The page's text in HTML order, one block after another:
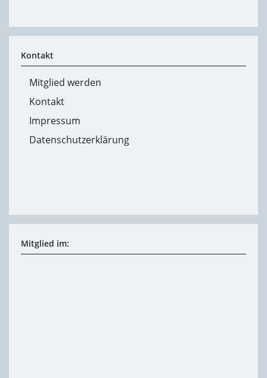
Kontakt
Mitglied werden
Kontakt
Impressum
Datenschutzerklärung
Mitglied im: